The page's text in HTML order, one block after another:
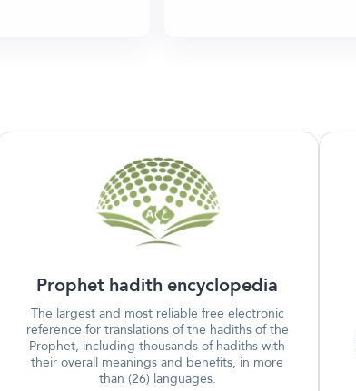
Prophet hadith encyclopedia
The largest and most reliable free electronic
reference for translations of the hadiths of the
Prophet, including thousands of hadiths with
their overall meanings and benefits, in more
than (26) languages.